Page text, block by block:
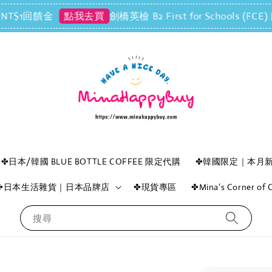
金 點我去買 劍橋英檢 B2 First for Schools (FCE) 口說
搜尋
✤日本/韓國 BLUE BOTTLE COFFEE 限定代購 ✤韓國限定｜本月
本生活雜貨｜日本品牌店 ✤現貨專區 ✤Mina’s Corner of